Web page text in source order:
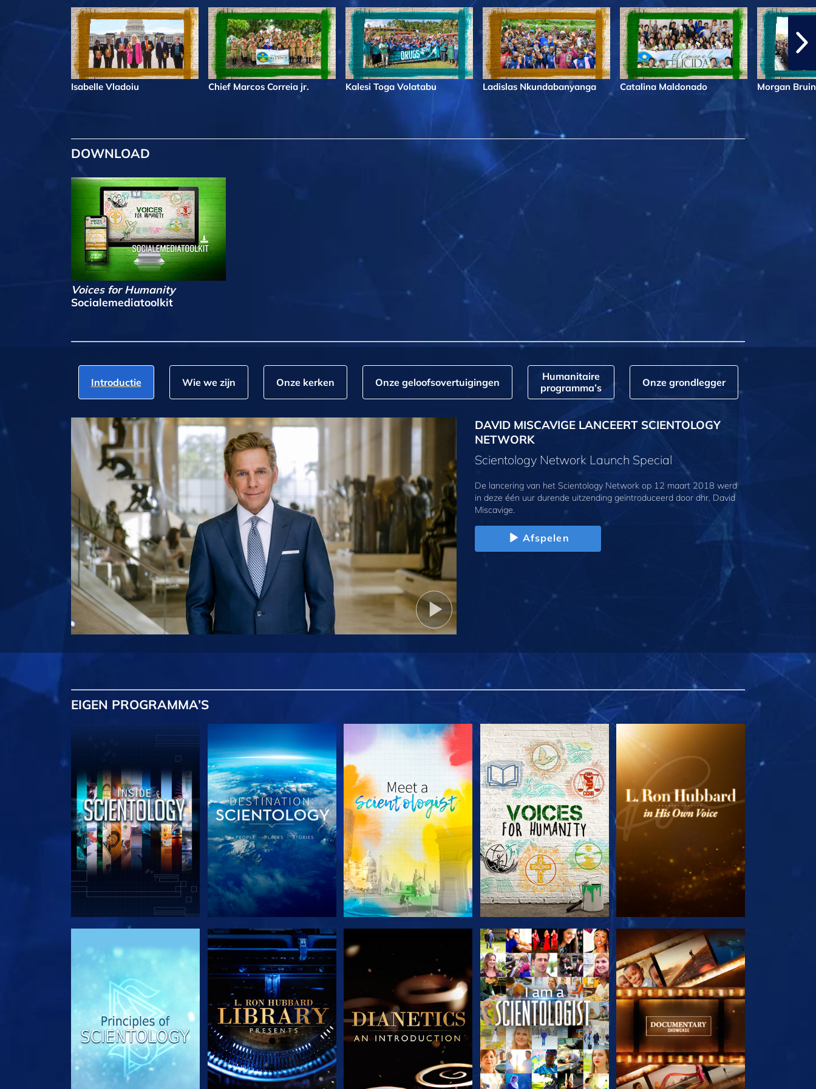
Isabelle Vladoiu Chief Marcos Correia jr. Kalesi Toga Volatabu Ladislas Nkundabanyanga Catalina Maldonado Morgan
DOWNLOAD
Voices for Humanity
Socialemediatoolkit
Introductie Wie we zijn Onze kerken Onze geloofs­overtuigingen
Humanitaire
programma’s
Onze grondlegger
DAVID MISCAVIGE LANCEERT SCIENTOLOGY
NETWORK
Scientology Network Launch Special
De lancering van het Scientology Network op 12 maart 2018 werd
in deze één uur durende uitzending geïntroduceerd door dhr. David
Miscavige.
Afspelen
EIGEN PROGRAMMA’S
VERKEN DE SERIE VERKEN DE SERIE VERKEN DE SERIE VERKEN DE SERIE VERKEN DE SERIE